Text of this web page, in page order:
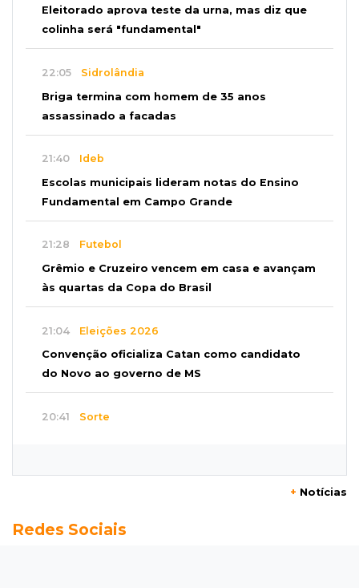
Eleitorado aprova teste da urna, mas diz que
colinha será "fundamental"
22:05 Sidrolândia
Briga termina com homem de 35 anos
assassinado a facadas
21:40 Ideb
Escolas municipais lideram notas do Ensino
Fundamental em Campo Grande
21:28 Futebol
Grêmio e Cruzeiro vencem em casa e avançam
às quartas da Copa do Brasil
21:04 Eleições 2026
Convenção oficializa Catan como candidato
do Novo ao governo de MS
20:41 Sorte
Com 11 gatos, morador pede fim do abandono
+ Notícias
Redes Sociais